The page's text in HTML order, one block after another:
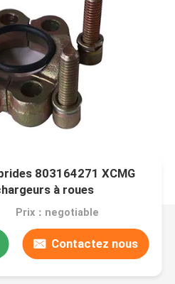
803164271 XCMG
à roues
Prix：negotiable
Contactez nous